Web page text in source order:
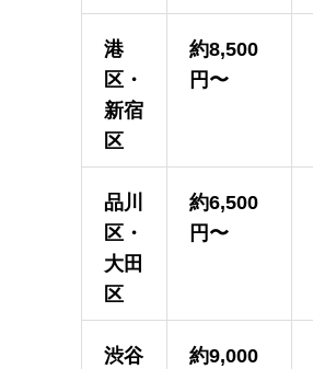
港
区・
新宿
区
約8,500
円〜
品川
区・
大田
区
約6,500
円〜
渋谷
約9,000